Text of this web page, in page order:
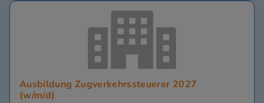
Ausbildung Zugverkehrssteuerer 2027
(w/m/d)